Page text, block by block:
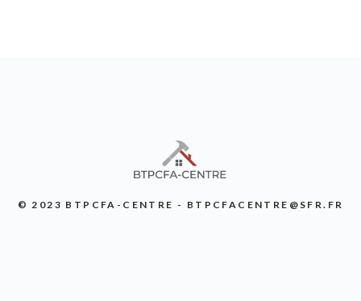
© 2023 BTPCFA-CENTRE - BTPCFACENTRE@SFR.FR